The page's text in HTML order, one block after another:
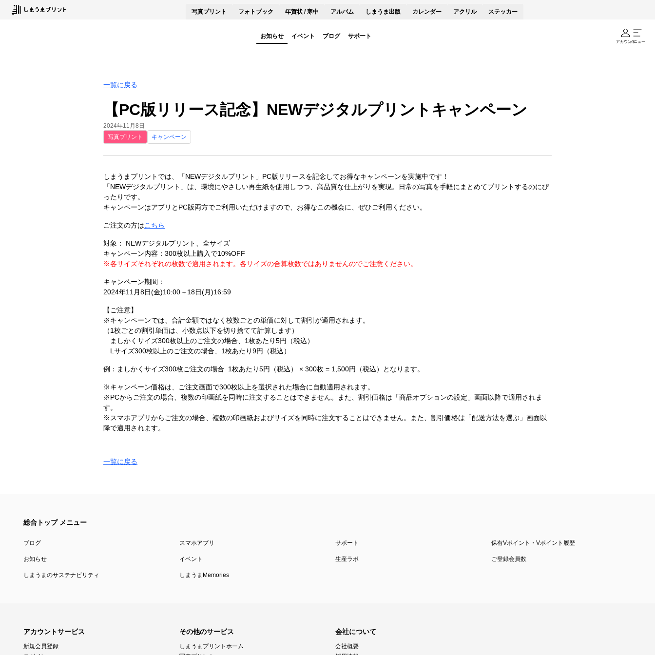
写真プリント フォトブック 年賀状 / 寒中 アルバム しまうま出版 カレンダー アクリル ステッカー
お知らせ イベント ブログ サポート
アカウントメニュー
一覧に戻る
【PC版リリース記念】NEWデジタルプリントキャンペーン
2024年11月8日
写真プリント
キャンペーン
しまうまプリントでは、「NEWデジタルプリント」PC版リリースを記念してお得なキャンペーンを実施中です！
「NEWデジタルプリント」は、環境にやさしい再生紙を使用しつつ、高品質な仕上がりを実現。日常の写真を手軽にまとめてプリントするのにぴ
ったりです。
キャンペーンはアプリとPC版両方でご利用いただけますので、お得なこの機会に、ぜひご利用ください。
ご注文の方はこちら
対象： NEWデジタルプリント、全サイズ
キャンペーン内容：300枚以上購入で10%OFF
※各サイズそれぞれの枚数で適用されます。各サイズの合算枚数ではありませんのでご注意ください。
キャンペーン期間：
2024年11月8日(金)10:00～18日(月)16:59
【ご注意】
※キャンペーンでは、合計金額ではなく枚数ごとの単価に対して割引が適用されます。
（1枚ごとの割引単価は、小数点以下を切り捨てて計算します）
ましかくサイズ300枚以上のご注文の場合、1枚あたり5円（税込）
Lサイズ300枚以上のご注文の場合、1枚あたり9円（税込）
例：ましかくサイズ300枚ご注文の場合 1枚あたり5円（税込） × 300枚 = 1,500円（税込）となります。
※キャンペーン価格は、ご注文画面で300枚以上を選択された場合に自動適用されます。
※PCからご注文の場合、複数の印画紙を同時に注文することはできません。また、割引価格は「商品オプションの設定」画面以降で適用されま
す。
※スマホアプリからご注文の場合、複数の印画紙およびサイズを同時に注文することはできません。また、割引価格は「配送方法を選ぶ」画面以
降で適用されます。
一覧に戻る
総合トップ メニュー
ブログ スマホアプリ サポート 保有Vポイント・Vポイント履歴
お知らせ イベント 生産ラボ ご登録会員数
しまうまのサステナビリティ しまうまMemories
アカウントサービス
新規会員登録
その他のサービス
しまうまプリントホーム
会社について
会社概要